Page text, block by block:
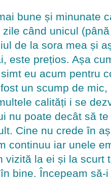
bune și minunate
când unicul
de la sora mea și
este prețios. Așa
eu acum pentru
un scump de
calități i se
nu poate decât să
Cine nu crede în
continuu iar unele
vizită la ei și la scurt
bine. Începeam să-